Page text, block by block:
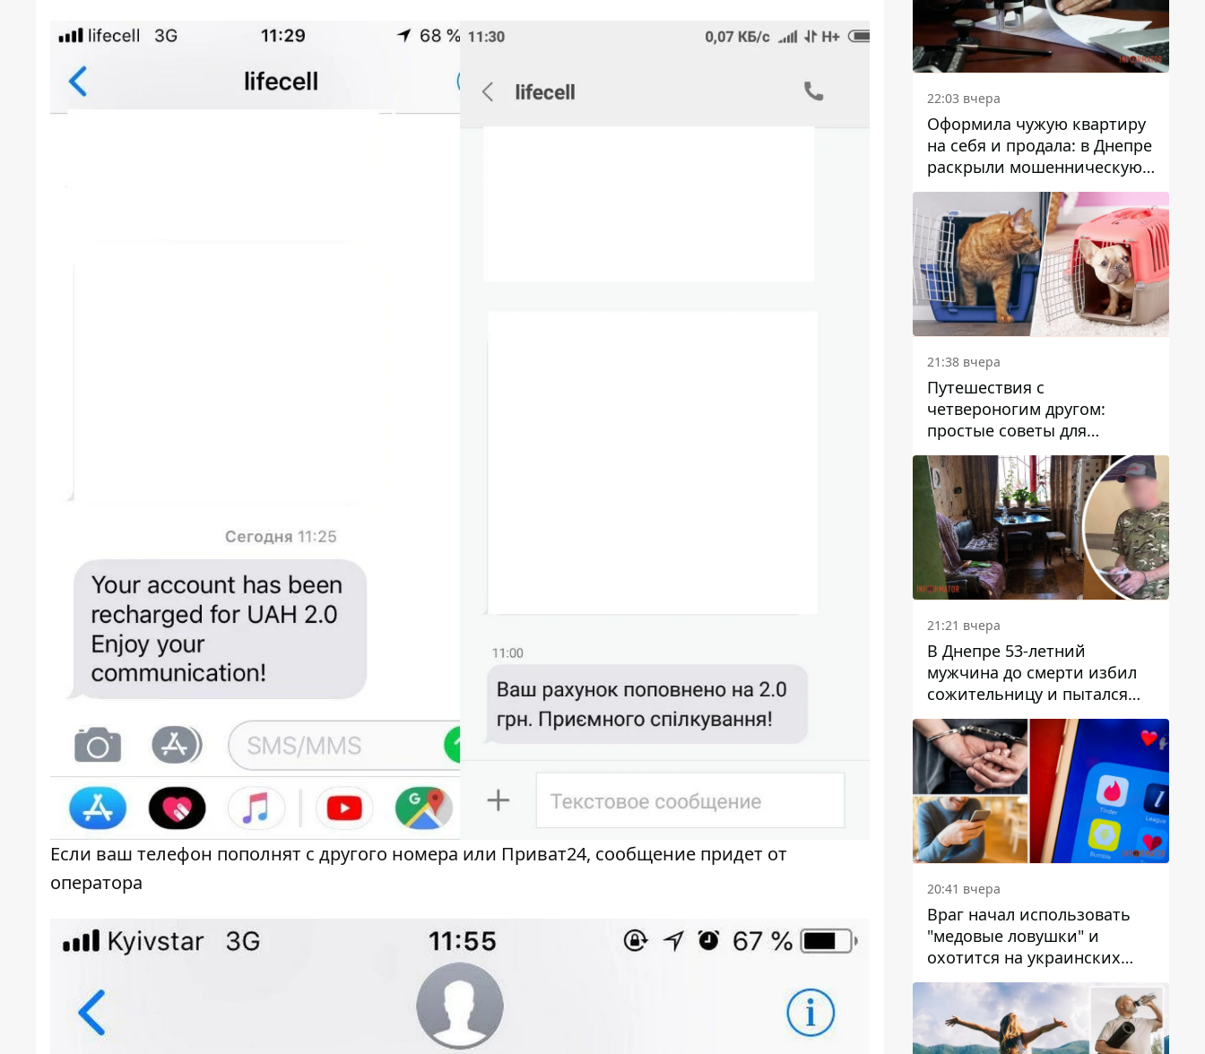
Если ваш телефон пополнят с другого номера или Приват24, сообщение придет от
оператора
22:03 вчера
Оформила чужую квартиру
на себя и продала: в Днепре
раскрыли мошенническую
схему с недвижимостью
21:38 вчера
Путешествия с
четвероногим другом:
простые советы для
поездок с животными
21:21 вчера
В Днепре 53-летний
мужчина до смерти избил
сожительницу и пытался
скрыть преступление:
детали
20:41 вчера
Враг начал использовать
"медовые ловушки" и
охотится на украинских
военнослужащих